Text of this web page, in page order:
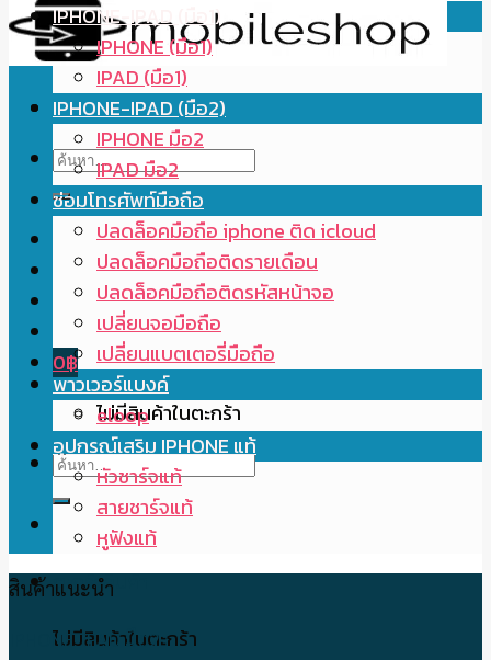
ค้นหา:
0฿
ไม่มีสินค้าในตะกร้า
ค้นหา:
ตะกร้าสินค้า
ไม่มีสินค้าในตะกร้า
IPHONE-IPAD (มือ1)
IPHONE (มือ1)
IPAD (มือ1)
IPHONE-IPAD (มือ2)
IPHONE มือ2
IPAD มือ2
ซ่อมโทรศัพท์มือถือ
ปลดล็อคมือถือ iphone ติด icloud
ปลดล็อคมือถือติดรายเดือน
ปลดล็อคมือถือติดรหัสหน้าจอ
เปลี่ยนจอมือถือ
เปลี่ยนแบตเตอรี่มือถือ
พาวเวอร์แบงค์
eloop
อุปกรณ์เสริม IPHONE แท้
หัวชาร์จแท้
สายชาร์จแท้
หูฟังแท้
สินค้าแนะนำ
IPHONE-IPAD มือ2